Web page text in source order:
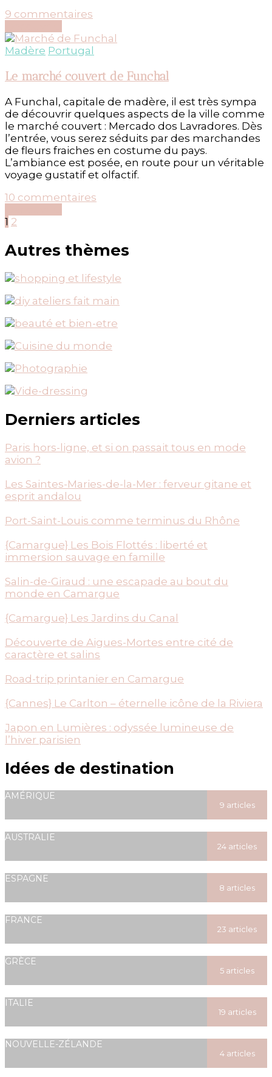
9 commentaires
de
Funchal
cable
Madère Portugal
Le marché couvert de Funchal
A Funchal, capitale de madère, il est très sympa
de découvrir quelques aspects de la ville comme
le marché couvert : Mercado dos Lavradores. Dès
l’entrée, vous serez séduits par des marchandes
de fleurs fraiches en costume du pays.
L’ambiance est posée, en route pour un véritable
voyage gustatif et olfactif.
10 commentaires
de
Funchal
Pagination
des
publications
Page
1 Page
2
Autres thèmes
Derniers articles
Paris hors-ligne, et si on passait tous en mode
avion ?
Les Saintes-Maries-de-la-Mer : ferveur gitane et
esprit andalou
Port-Saint-Louis comme terminus du Rhône
{Camargue} Les Bois Flottés : liberté et
immersion sauvage en famille
Salin-de-Giraud : une escapade au bout du
monde en Camargue
{Camargue} Les Jardins du Canal
Découverte de Aigues-Mortes entre cité de
caractère et salins
Road-trip printanier en Camargue
{Cannes} Le Carlton – éternelle icône de la Riviera
Japon en Lumières : odyssée lumineuse de
l’hiver parisien
Idées de destination
AMÉRIQUE
9 articles
posted
AUSTRALIE
24 articles
posted
ESPAGNE
8 articles
posted
FRANCE
23 articles
posted
GRÈCE
5 articles
posted
ITALIE
19 articles
posted
NOUVELLE-ZÉLANDE
4 articles